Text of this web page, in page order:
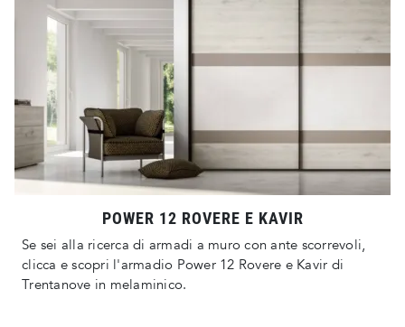
POWER 12 ROVERE E KAVIR
Se sei alla ricerca di armadi a muro con ante scorrevoli,
clicca e scopri l'armadio Power 12 Rovere e Kavir di
Trentanove in melaminico.